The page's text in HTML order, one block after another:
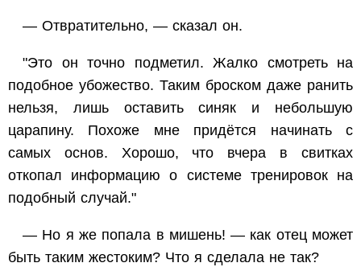
— Отвратительно, — сказал он.
"Это он точно подметил. Жалко смотреть на
подобное убожество. Таким броском даже ранить
нельзя, лишь оставить синяк и небольшую
царапину. Похоже мне придётся начинать с
самых основ. Хорошо, что вчера в свитках
откопал информацию о системе тренировок на
подобный случай."
— Но я же попала в мишень! — как отец может
быть таким жестоким? Что я сделала не так?